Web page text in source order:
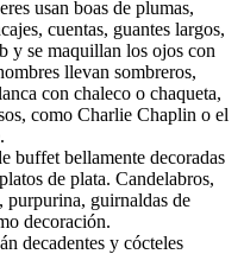
usan boas de plumas,
cuentas, guantes largos,
y se maquillan los ojos con
llevan sombreros,
con chaleco o chaqueta,
como Charlie Chaplin o el
buffet bellamente decoradas
de plata. Candelabros,
purpurina, guirnaldas de
decoración.
decadentes y cócteles